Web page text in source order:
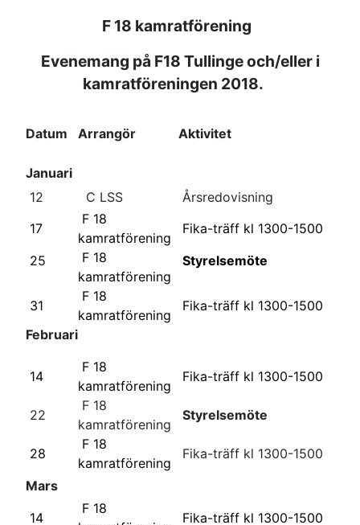
F 18 kamratförening
Evenemang på F18 Tullinge och/eller i
kamratföreningen 2018.
Datum Arrangör Aktivitet
Januari
12
C LSS
Årsredovisning
17
F 18
kamratförening
Fika-träff kl 1300-1500
25
F 18
kamratförening
Styrelsemöte
31
F 18
kamratförening
Fika-träff kl 1300-1500
Februari
14
F 18
kamratförening
Fika-träff kl 1300-1500
22
F 18
kamratförening
Styrelsemöte
28
F 18
kamratförening
Fika-träff kl 1300-1500
Mars
14
F 18
Fika-träff kl 1300-1500